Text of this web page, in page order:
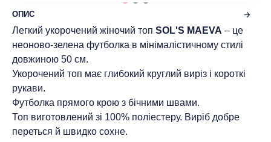
ОПИС
Легкий укорочений жіночий топ SOL'S MAEVA – це
неоново-зелена футболка в мінімалістичному стилі
довжиною 50 см.
Укорочений топ має глибокий круглий виріз і короткі
рукави.
Футболка прямого крою з бічними швами.
Топ виготовлений зі 100% поліестеру. Виріб добре
переться й швидко сохне.